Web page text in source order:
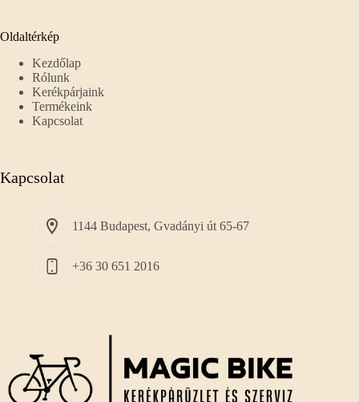
Oldaltérkép
Kezdőlap
Rólunk
Kerékpárjaink
Termékeink
Kapcsolat
Kapcsolat
1144 Budapest, Gvadányi út 65-67
+36 30 651 2016